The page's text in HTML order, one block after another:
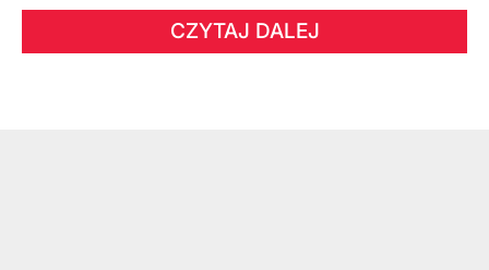
CZYTAJ DALEJ